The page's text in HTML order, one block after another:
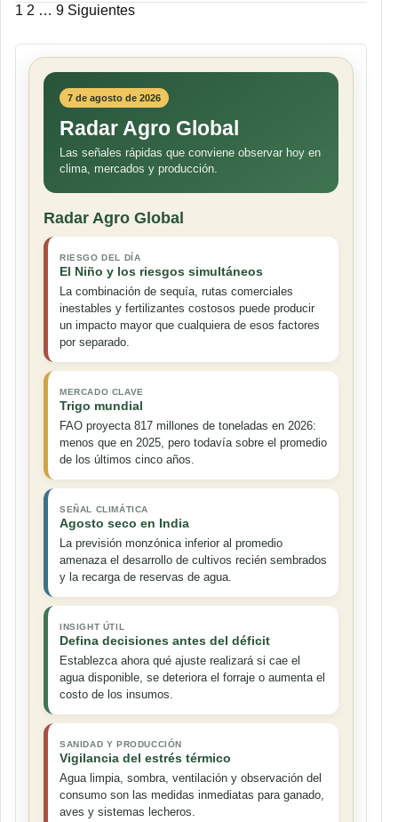
Paginación
de
entradas
1 2 … 9 Siguientes
7 de agosto de 2026
Radar Agro Global
Las señales rápidas que conviene observar hoy en
clima, mercados y producción.
Radar Agro Global
RIESGO DEL DÍA
El Niño y los riesgos simultáneos
La combinación de sequía, rutas comerciales
inestables y fertilizantes costosos puede producir
un impacto mayor que cualquiera de esos factores
por separado.
MERCADO CLAVE
Trigo mundial
FAO proyecta 817 millones de toneladas en 2026:
menos que en 2025, pero todavía sobre el promedio
de los últimos cinco años.
SEÑAL CLIMÁTICA
Agosto seco en India
La previsión monzónica inferior al promedio
amenaza el desarrollo de cultivos recién sembrados
y la recarga de reservas de agua.
INSIGHT ÚTIL
Defina decisiones antes del déficit
Establezca ahora qué ajuste realizará si cae el
agua disponible, se deteriora el forraje o aumenta el
costo de los insumos.
SANIDAD Y PRODUCCIÓN
Vigilancia del estrés térmico
Agua limpia, sombra, ventilación y observación del
consumo son las medidas inmediatas para ganado,
aves y sistemas lecheros.